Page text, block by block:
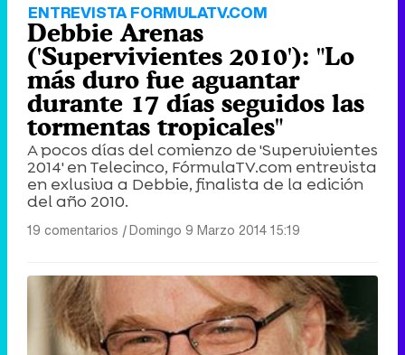
ENTREVISTA FORMULATV.COM
Debbie Arenas
('Supervivientes 2010'): "Lo
más duro fue aguantar
durante 17 días seguidos las
tormentas tropicales"
A pocos días del comienzo de 'Supervivientes
2014' en Telecinco, FórmulaTV.com entrevista
en exlusiva a Debbie, finalista de la edición
del año 2010.
19 comentarios |Domingo 9 Marzo 2014 15:19